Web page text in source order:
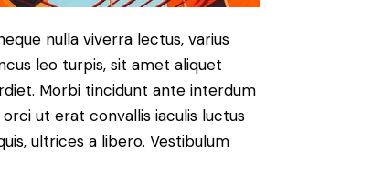
nulla viverra lectus, varius
leo turpis, sit amet aliquet
Morbi tincidunt ante interdum
ut erat convallis iaculis luctus
ultrices a libero. Vestibulum